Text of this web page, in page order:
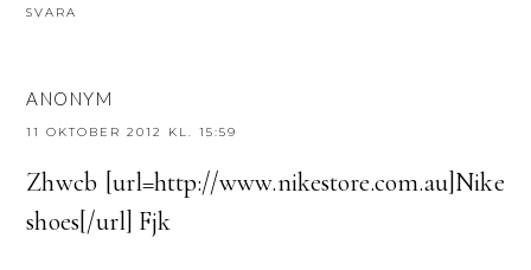
SVARA
ANONYM
11 OKTOBER 2012 KL. 15:59
Zhwcb [url=http://www.nikestore.com.au]Nike
shoes[/url] Fjk